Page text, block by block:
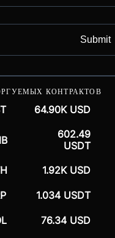
Submit
КОНТРАКТОВ
64.90K USD
602.49
USDT
1.92K USD
1.034 USDT
76.34 USD